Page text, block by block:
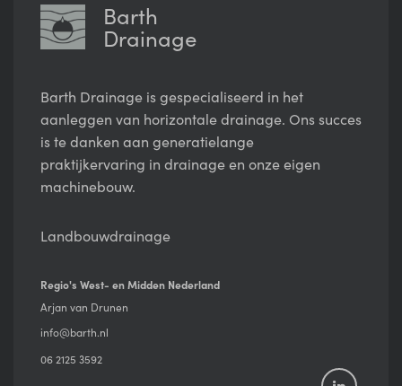
Barth
Drainage
Barth Drainage is gespecialiseerd in het
aanleggen van horizontale drainage. Ons succes
is te danken aan generatielange
praktijkervaring in drainage en onze eigen
machinebouw.
Landbouwdrainage
Regio's West- en Midden Nederland
Arjan van Drunen
info@barth.nl
06 2125 3592